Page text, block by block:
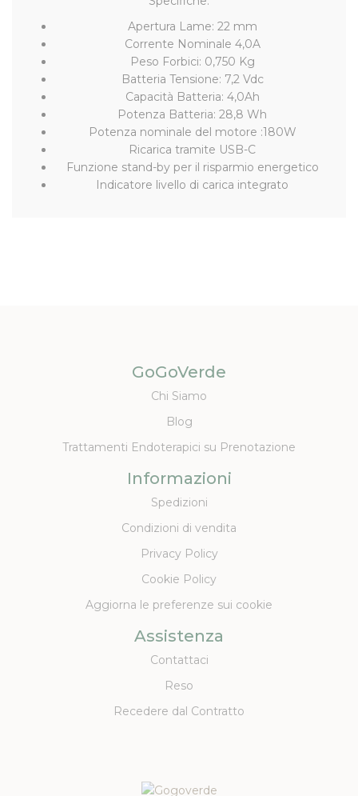
Apertura Lame: 22 mm
Corrente Nominale 4,0A
Peso Forbici: 0,750 Kg
Batteria Tensione: 7,2 Vdc
Capacità Batteria: 4,0Ah
Potenza Batteria: 28,8 Wh
Potenza nominale del motore :180W
Ricarica tramite USB-C
Funzione stand-by per il risparmio energetico
Indicatore livello di carica integrato
GoGoVerde
Chi Siamo
Blog
Trattamenti Endoterapici su Prenotazione
Informazioni
Spedizioni
Condizioni di vendita
Privacy Policy
Cookie Policy
Aggiorna le preferenze sui cookie
Assistenza
Contattaci
Reso
Recedere dal Contratto